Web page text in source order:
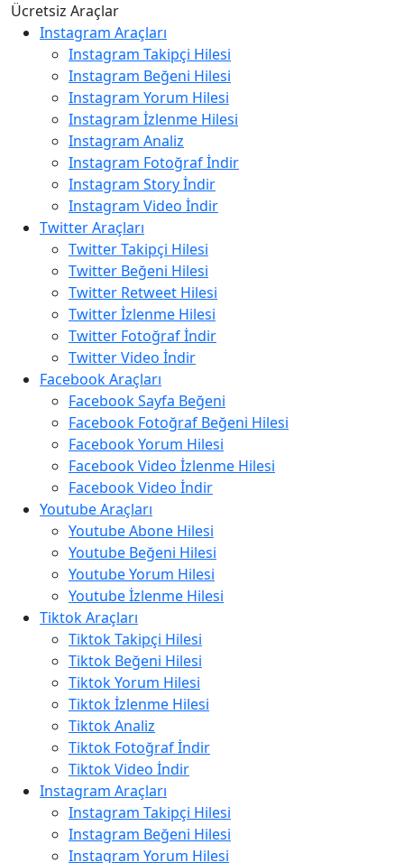
Ücretsiz Araçlar
Instagram Araçları
Instagram Takipçi Hilesi
Instagram Beğeni Hilesi
Instagram Yorum Hilesi
Instagram İzlenme Hilesi
Instagram Analiz
Instagram Fotoğraf İndir
Instagram Story İndir
Instagram Video İndir
Twitter Araçları
Twitter Takipçi Hilesi
Twitter Beğeni Hilesi
Twitter Retweet Hilesi
Twitter İzlenme Hilesi
Twitter Fotoğraf İndir
Twitter Video İndir
Facebook Araçları
Facebook Sayfa Beğeni
Facebook Fotoğraf Beğeni Hilesi
Facebook Yorum Hilesi
Facebook Video İzlenme Hilesi
Facebook Video İndir
Youtube Araçları
Youtube Abone Hilesi
Youtube Beğeni Hilesi
Youtube Yorum Hilesi
Youtube İzlenme Hilesi
Tiktok Araçları
Tiktok Takipçi Hilesi
Tiktok Beğeni Hilesi
Tiktok Yorum Hilesi
Tiktok İzlenme Hilesi
Tiktok Analiz
Tiktok Fotoğraf İndir
Tiktok Video İndir
Instagram Araçları
Instagram Takipçi Hilesi
Instagram Beğeni Hilesi
Instagram Yorum Hilesi